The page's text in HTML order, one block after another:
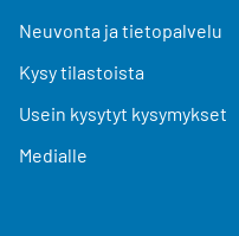
Neuvonta ja tietopalvelu
Kysy tilastoista
Usein kysytyt kysymykset
Medialle